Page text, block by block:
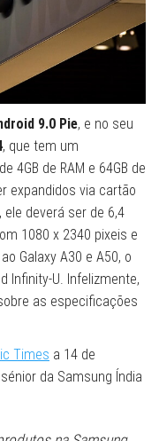
9.0 Pie, e no seu
, que tem um
4GB de RAM e 64GB de
expandidos via cartão
ele deverá ser de 6,4
1080 x 2340 pixeis e
Galaxy A30 e A50, o
Infinity-U. Infelizmente,
as especificações
Times a 14 de
da Samsung Índia